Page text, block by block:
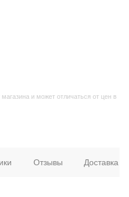
и может отличаться от цен в
Отзывы Доставка